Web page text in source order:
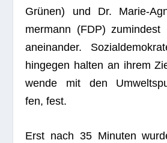
Grü­nen) und Dr. Marie-
mer­mann (FDP)
anein­an­der.
hin­ge­gen hal­ten an ihrem
wende mit den
fen, fest.
Erst nach 35 Minu­ten